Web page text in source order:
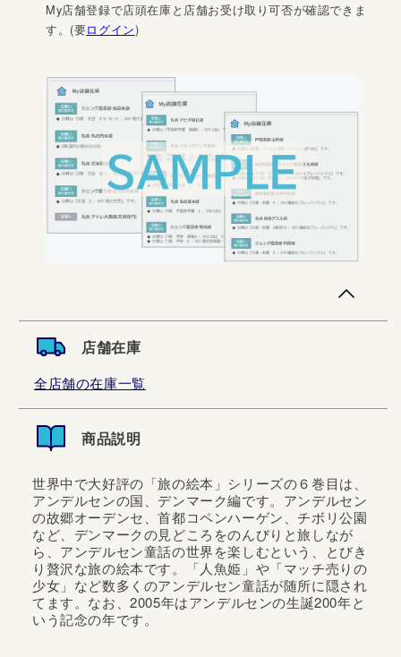
My店舗登録で店頭在庫と店舗お受け取り可否が確認できま
す。(要ログイン)
店舗在庫
全店舗の在庫一覧
商品説明
世界中で大好評の「旅の絵本」シリーズの６巻目は、
アンデルセンの国、デンマーク編です。アンデルセン
の故郷オーデンセ、首都コペンハーゲン、チボリ公園
など、デンマークの見どころをのんびりと旅しなが
ら、アンデルセン童話の世界を楽しむという、とびき
り贅沢な旅の絵本です。「人魚姫」や「マッチ売りの
少女」など数多くのアンデルセン童話が随所に隠され
てます。なお、2005年はアンデルセンの生誕200年と
いう記念の年です。